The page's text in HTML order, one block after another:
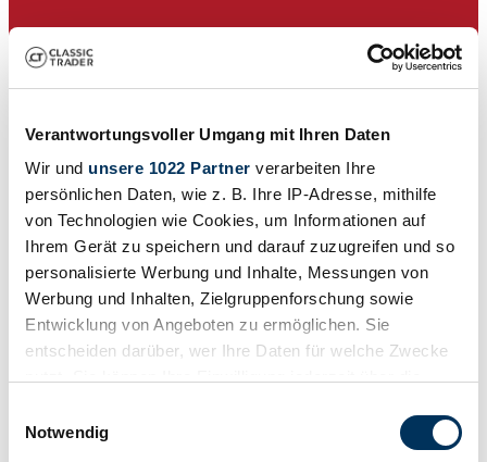
Verantwortungsvoller Umgang mit Ihren Daten
Wir und unsere 1022 Partner verarbeiten Ihre
persönlichen Daten, wie z. B. Ihre IP-Adresse, mithilfe
von Technologien wie Cookies, um Informationen auf
Ihrem Gerät zu speichern und darauf zuzugreifen und so
personalisierte Werbung und Inhalte, Messungen von
Werbung und Inhalten, Zielgruppenforschung sowie
Entwicklung von Angeboten zu ermöglichen. Sie
entscheiden darüber, wer Ihre Daten für welche Zwecke
Trigger Symbol ändern oder widerrufen
Notwendig
Auction house
Manufacturer code
Body style
Mileage (read)
Not provided